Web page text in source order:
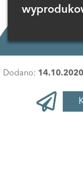
Dodano: 14.10.2020